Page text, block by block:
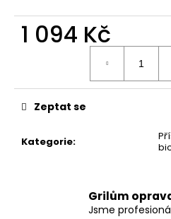
1 094 Kč
Kategorie:
Zeptat se
Grilům
Jsme
m
e